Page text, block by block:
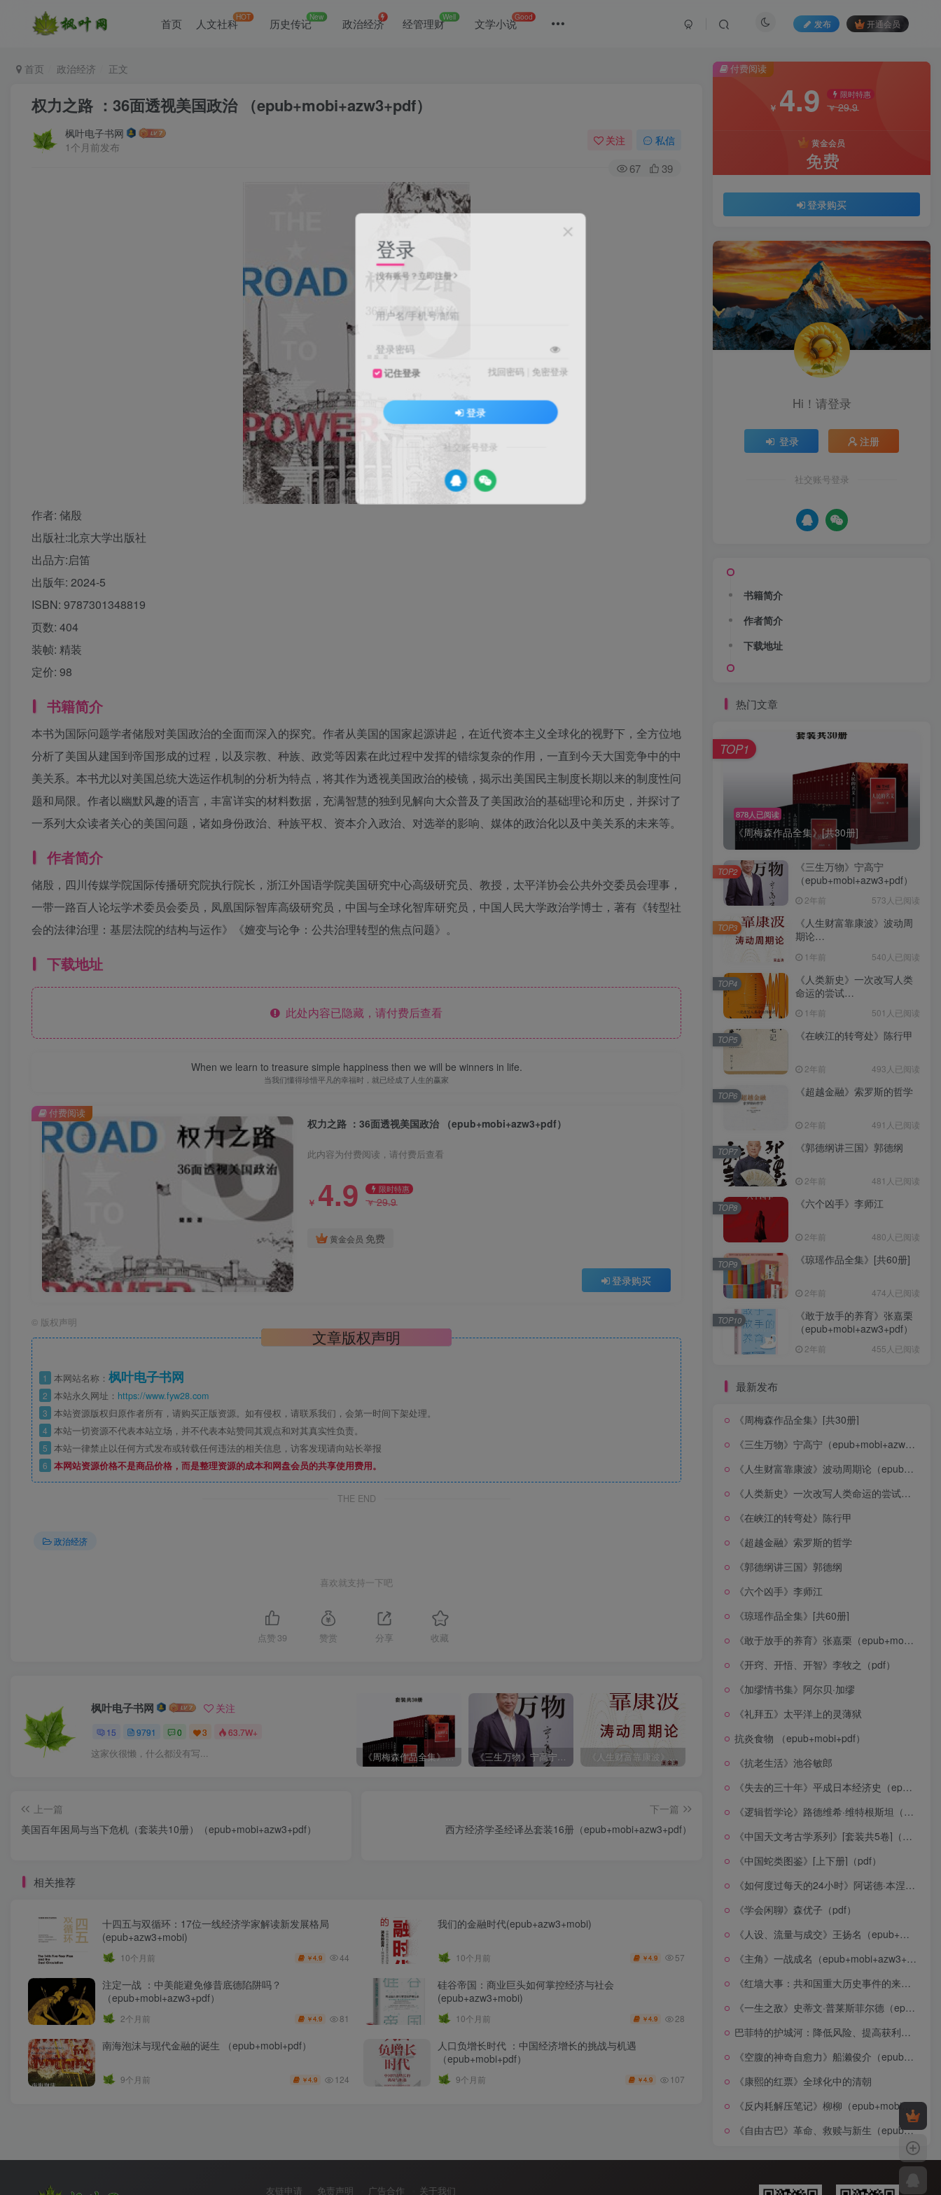
首页 人文社科HOT 历史传记New 政治经济 经管理财Well 文学小说Good
发布 开通会员
首页 政治经济 正文
权力之路 ：36面透视美国政治 （epub+mobi+azw3+pdf）
枫叶电子书网
1个月前发布
关注 私信
67 39
作者: 储殷
出版社:北京大学出版社
出品方:启笛
出版年: 2024-5
ISBN: 9787301348819
页数: 404
装帧: 精装
定价: 98
书籍简介
本书为国际问题学者储殷对美国政治的全面而深入的探究。作者从美国的国家起源讲起，在近代资本主义全球化的视野下，全方位地
分析了美国从建国到帝国形成的过程，以及宗教、种族、政党等因素在此过程中发挥的错综复杂的作用，一直到今天大国竞争中的中
美关系。本书尤以对美国总统大选运作机制的分析为特点，将其作为透视美国政治的棱镜，揭示出美国民主制度长期以来的制度性问
题和局限。作者以幽默风趣的语言，丰富详实的材料数据，充满智慧的独到见解向大众普及了美国政治的基础理论和历史，并探讨了
一系列大众读者关心的美国问题，诸如身份政治、种族平权、资本介入政治、对选举的影响、媒体的政治化以及中美关系的未来等。
作者简介
储殷，四川传媒学院国际传播研究院执行院长，浙江外国语学院美国研究中心高级研究员、教授，太平洋协会公共外交委员会理事，
一带一路百人论坛学术委员会委员，凤凰国际智库高级研究员，中国与全球化智库研究员，中国人民大学政治学博士，著有《转型社
会的法律治理：基层法院的结构与运作》《嬗变与论争：公共治理转型的焦点问题》。
下载地址
此处内容已隐藏，请付费后查看
When we learn to treasure simple happiness then we will be winners in life.
当我们懂得珍惜平凡的幸福时，就已经成了人生的赢家
权力之路 ：36面透视美国政治 （epub+mobi+azw3+pdf）
此内容为付费阅读，请付费后查看
￥ 4.9 限时特惠
￥29.9
黄金会员 免费
登录购买
付费阅读
© 版权声明
文章版权声明
1 本网站名称： 枫叶电子书网
2 本站永久网址： https://www.fyw28.com
3 本站资源版权归原作者所有，请购买正版资源。如有侵权，请联系我们，会第一时间下架处理。
4 本站一切资源不代表本站立场，并不代表本站赞同其观点和对其真实性负责。
5 本站一律禁止以任何方式发布或转载任何违法的相关信息，访客发现请向站长举报
6 本网站资源价格不是商品价格，而是整理资源的成本和网盘会员的共享使用费用。
THE END
政治经济
喜欢就支持一下吧
点赞 39 赞赏 分享 收藏
枫叶电子书网 关注
15 9791 0 3 63.7W+
这家伙很懒，什么都没有写... 《周梅森作品全集》[共30册] 《三生万物》宁高宁（epub+mobi+azw3+pdf） 《人生财富靠康波》波动周期论（epub+mobi+azw3+pdf） 《人类新史》一次改写人类命运的尝试（epub+mobi+azw3+pdf）
上一篇
美国百年困局与当下危机（套装共10册）（epub+mobi+azw3+pdf）
下一篇
西方经济学圣经译丛套装16册（epub+mobi+azw3+pdf）
相关推荐
十四五与双循环：17位一线经济学家解读新发展格局
(epub+azw3+mobi)
10个月前 ￥4.9 44
我们的金融时代(epub+azw3+mobi)
10个月前 ￥4.9 57
注定一战 ：中美能避免修昔底德陷阱吗？
（epub+mobi+azw3+pdf）
2个月前 ￥4.9 81
硅谷帝国：商业巨头如何掌控经济与社会
(epub+azw3+mobi)
10个月前 ￥4.9 28
南海泡沫与现代金融的诞生 （epub+mobi+pdf）
9个月前 ￥4.9 124
人口负增长时代 ：中国经济增长的挑战与机遇
（epub+mobi+pdf）
9个月前 ￥4.9 107
付费阅读
￥ 4.9 限时特惠
￥29.9
黄金会员
免费
登录购买
Hi！请登录
登录 注册
社交账号登录
书籍简介
作者简介
下载地址
热门文章
878人已阅读
《周梅森作品全集》[共30册]
TOP1
《三生万物》宁高宁
（epub+mobi+azw3+pdf）
2年前 573人已阅读
TOP2
《人生财富靠康波》波动周
期论
1年前 540人已阅读
TOP3
《人类新史》一次改写人类
命运的尝试
1年前 501人已阅读
TOP4
《在峡江的转弯处》陈行甲
2年前 493人已阅读
TOP5
《超越金融》索罗斯的哲学
2年前 491人已阅读
TOP6
《郭德纲讲三国》郭德纲
2年前 481人已阅读
TOP7
《六个凶手》李师江
2年前 480人已阅读
TOP8
《琼瑶作品全集》[共60册]
2年前 474人已阅读
TOP9
《敢于放手的养育》张嘉栗
（epub+mobi+azw3+pdf）
2年前 455人已阅读
TOP10
最新发布
《周梅森作品全集》[共30册]
《三生万物》宁高宁（epub+mobi+azw3+pdf）
《人生财富靠康波》波动周期论（epub+mobi+azw3+pdf）
《人类新史》一次改写人类命运的尝试（epub+mobi+azw3+pdf）
《在峡江的转弯处》陈行甲
《超越金融》索罗斯的哲学
《郭德纲讲三国》郭德纲
《六个凶手》李师江
《琼瑶作品全集》[共60册]
《敢于放手的养育》张嘉栗（epub+mobi+azw3+pdf）
《开窍、开悟、开智》李牧之（pdf）
《加缪情书集》阿尔贝·加缪
《礼拜五》太平洋上的灵薄狱
抗炎食物 （epub+mobi+pdf）
《抗老生活》池谷敏郎
《失去的三十年》平成日本经济史（epub+mobi+azw3+pdf）
《逻辑哲学论》路德维希·维特根斯坦（epub+mobi+azw3+pdf）
《中国天文考古学系列》[套装共5卷]（epub+mobi+azw3+pdf）
《中国蛇类图鉴》[上下册]（pdf）
《如何度过每天的24小时》阿诺德·本涅特（epub+mobi+azw3+pdf）
《学会闲聊》森优子（pdf）
《人设、流量与成交》王扬名（epub+mobi+azw3+pdf）
《主角》一战成名（epub+mobi+azw3+pdf）
《红墙大事：共和国重大历史事件的来龙去脉》（全二册）（pdf）
《一生之敌》史蒂文·普莱斯菲尔德（epub+mobi+azw3+pdf）
巴菲特的护城河：降低风险、提高获利的股市真规则(epub+azw3+mobi)
《空腹的神奇自愈力》船濑俊介（epub+mobi+azw3+pdf）
《康熙的红票》全球化中的清朝
《反内耗解压笔记》柳柳（epub+mobi+azw3+pdf）
《自由古巴》革命、救赎与新生（epub+mobi+azw3+pdf）
友链申请 免责声明 广告合作 关于我们
登录
没有账号？立即注册
用户名/手机号/邮箱
登录密码
记住登录 找回密码 免密登录
登录
社交账号登录